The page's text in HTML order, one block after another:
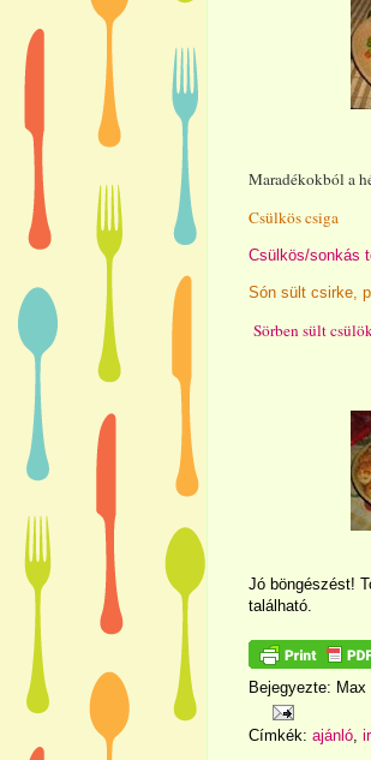
Maradékokból a
Csülkös csiga
Csülkös/sonkás
Són sült csirke,
Sörben sült
Jó böngészést!
található.
Bejegyezte: Max
Címkék: ajánló,